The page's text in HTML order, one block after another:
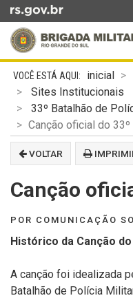
para
conteúdo
para
menu
para
busca
Início
conteúdo
inicial
Sites Institucionais
33º Batalhão de
Canção oficial do
VOLTAR
Canção
POR COMUNICAÇÃO
Histórico da Canção do
A canção foi idealizada
Batalhão de Polícia